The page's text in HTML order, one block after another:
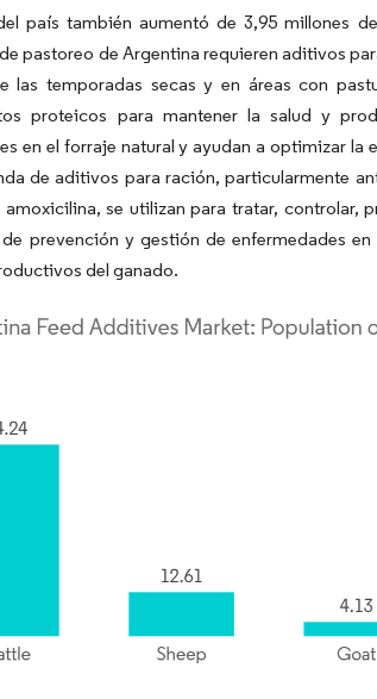
país también aumentó de 3,95 millones
pastoreo de Argentina requieren aditivos
las temporadas secas y en áreas con
proteicos para mantener la salud y
en el forraje natural y ayudan a optimizar
de aditivos para ración, particularmente
se utilizan para tratar,
prevención y gestión de enfermedades
del ganado.